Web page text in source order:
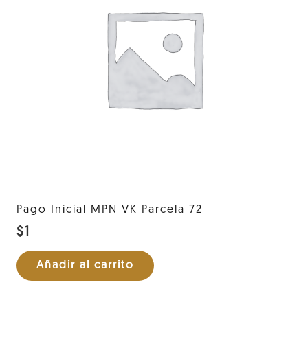
Pago Inicial MPN VK Parcela 72
$1
Añadir al carrito